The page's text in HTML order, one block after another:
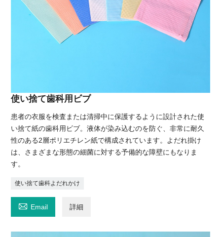
使い捨て歯科用ビブ
患者の衣服を検査または清掃中に保護するように設計された使
い捨て紙の歯科用ビブ。液体が染み込むのを防ぐ、非常に耐久
性のある2層ポリエチレン紙で構成されています。よだれ掛け
は、さまざまな形態の細菌に対する予備的な障壁にもなりま
す。
使い捨て歯科よだれかけ
 Email 詳細